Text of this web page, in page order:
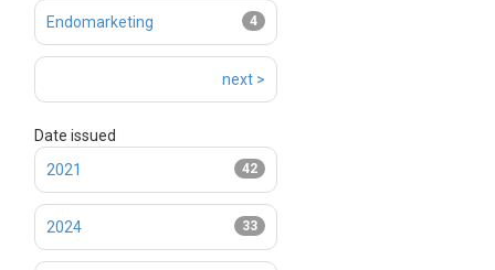
4
Endomarketing
next >
Date issued
42
2021
33
2024